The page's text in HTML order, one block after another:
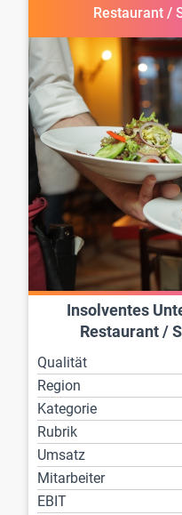
Restaurant /
Insolventes
Restaurant /
Qualität
Region
Kategorie
Rubrik
Umsatz
Mitarbeiter
EBIT